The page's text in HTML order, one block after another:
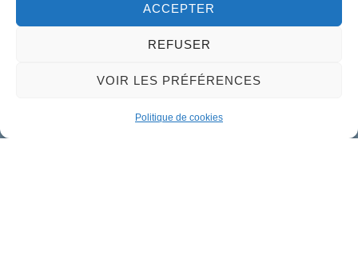
ACCEPTER
REFUSER
VOIR LES PRÉFÉRENCES
Politique de cookies
Mardi :14h00 à 17h30
Mercredi à vendredi :
9h00 à 12h30 & 14h00 à 17h30